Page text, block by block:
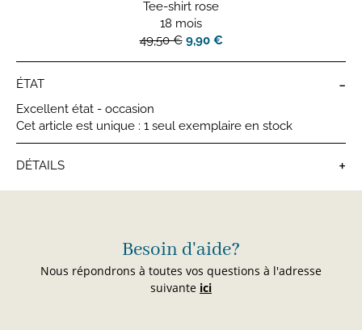
Tee-shirt rose
18 mois
49,50 € 9,90 €
ÉTAT -
Excellent état - occasion
Cet article est unique : 1 seul exemplaire en stock
DÉTAILS +
T-shirts bébé
Besoin d'aide?
Nous répondrons à toutes vos questions à l'adresse
suivante ici